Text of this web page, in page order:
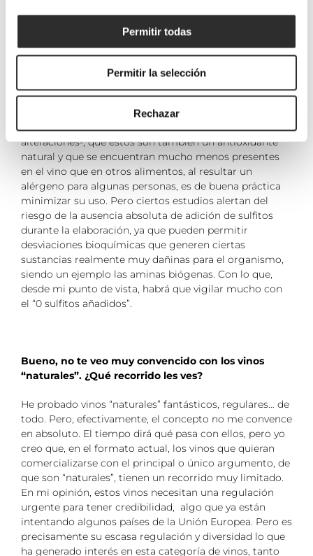
Permitir todas
Permitir la selección
Rechazar
¿Y en cuanto a saludable?
Como hemos mencionado, todos los vinos, incluso los
a pesar de que los sulfitos ejercen una acción
antiséptica -que asegura y/o minimiza la presencia de
microorganismos no deseados y posibles causantes de
alteraciones-, que éstos son también un antioxidante
natural y que se encuentran mucho menos presentes
en el vino que en otros alimentos, al resultar un
alérgeno para algunas personas, es de buena práctica
minimizar su uso. Pero ciertos estudios alertan del
riesgo de la ausencia absoluta de adición de sulfitos
durante la elaboración, ya que pueden permitir
desviaciones bioquímicas que generen ciertas
sustancias realmente muy dañinas para el organismo,
siendo un ejemplo las aminas biógenas. Con lo que,
desde mi punto de vista, habrá que vigilar mucho con
el “0 sulfitos añadidos”.
Bueno, no te veo muy convencido con los vinos
“naturales”. ¿Qué recorrido les ves?
He probado vinos “naturales” fantásticos, regulares… de
todo. Pero, efectivamente, el concepto no me convence
en absoluto. El tiempo dirá qué pasa con ellos, pero yo
creo que, en el formato actual, los vinos que quieran
comercializarse con el principal o único argumento, de
que son “naturales”, tienen un recorrido muy limitado.
En mi opinión, estos vinos necesitan una regulación
urgente para tener credibilidad, algo que ya están
intentando algunos países de la Unión Europea. Pero es
precisamente su escasa regulación y diversidad lo que
ha generado interés en esta categoría de vinos, tanto